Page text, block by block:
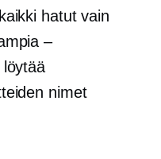
hatut vain
–
nimet